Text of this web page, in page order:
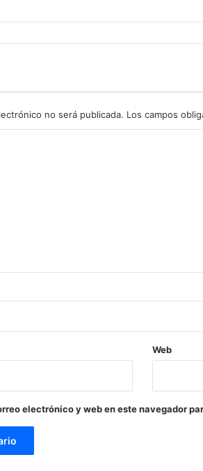
no será publicada. Los campos
Web
electrónico y web en este navegador